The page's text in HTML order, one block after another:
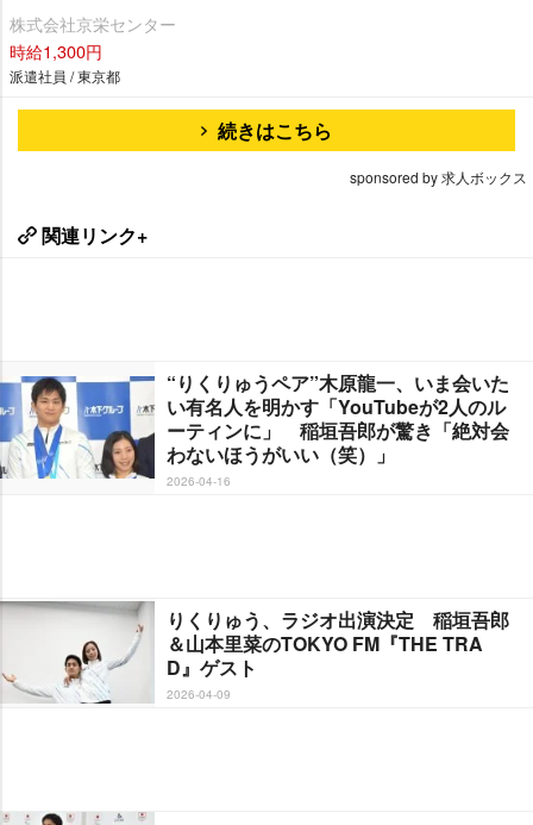
株式会社京栄センター
時給1,300円
派遣社員 / 東京都
続きはこちら
sponsored by 求人ボックス
関連リンク+
“りくりゅうペア”木原龍一、いま会いた
い有名人を明かす「YouTubeが2人のル
ーティンに」 稲垣吾郎が驚き「絶対会
わないほうがいい（笑）」
2026-04-16
りくりゅう、ラジオ出演決定 稲垣吾郎
＆山本里菜のTOKYO FM『THE TRA
D』ゲスト
2026-04-09